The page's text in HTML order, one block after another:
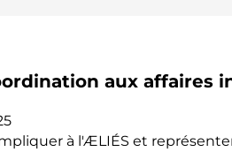
aux affaires
à l'ÆLIÉS et